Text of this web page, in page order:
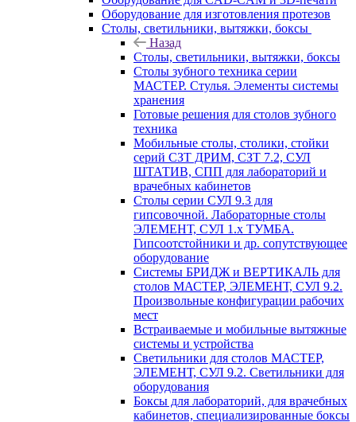
Оборудование для изготовления протезов
Cтолы, светильники, вытяжки, боксы
Назад
Cтолы, светильники, вытяжки, боксы
Столы зубного техника серии
МАСТЕР. Стулья. Элементы системы
хранения
Готовые решения для столов зубного
техника
Мобильные столы, столики, стойки
серий СЗТ ДРИМ, СЗТ 7.2, СУЛ
ШТАТИВ, СПП для лабораторий и
врачебных кабинетов
Столы серии СУЛ 9.3 для
гипсовочной. Лабораторные столы
ЭЛЕМЕНТ, СУЛ 1.х ТУМБА.
Гипсоотстойники и др. сопутствующее
оборудование
Системы БРИДЖ и ВЕРТИКАЛЬ для
столов МАСТЕР, ЭЛЕМЕНТ, СУЛ 9.2.
Произвольные конфигурации рабочих
мест
Встраиваемые и мобильные вытяжные
системы и устройства
Светильники для столов МАСТЕР,
ЭЛЕМЕНТ, СУЛ 9.2. Светильники для
оборудования
Боксы для лабораторий, для врачебных
кабинетов, специализированные боксы